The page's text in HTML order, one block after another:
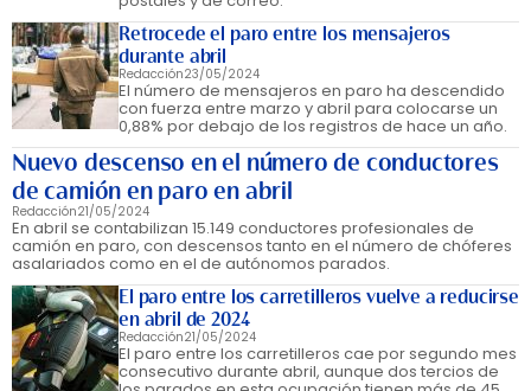
Retrocede el paro entre los mensajeros
durante abril
Redacción23/05/2024
El número de mensajeros en paro ha descendido
con fuerza entre marzo y abril para colocarse un
0,88% por debajo de los registros de hace un año.
Nuevo descenso en el número de conductores
de camión en paro en abril
Redacción21/05/2024
En abril se contabilizan 15.149 conductores profesionales de
camión en paro, con descensos tanto en el número de chóferes
asalariados como en el de autónomos parados.
El paro entre los carretilleros vuelve a reducirse
en abril de 2024
Redacción21/05/2024
El paro entre los carretilleros cae por segundo mes
consecutivo durante abril, aunque dos tercios de